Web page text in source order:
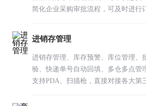
简化企业采购审批流程，可及时进行
进销存管理
进销存管理、库存预警、库位管理、
验、快递单号自动回填、多仓多点管
支持PDA、扫描枪，直接对接各大第